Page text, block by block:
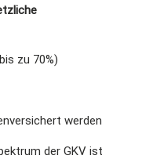
zu 70%)
werden
der GKV ist